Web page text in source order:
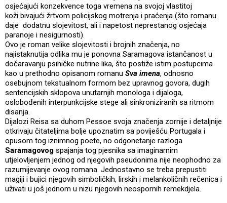
osjećajući konzekvence toga vremena na svojoj vlastitoj
koži bivajući žrtvom policijskog motrenja i praćenja (što romanu
daje dodatnu slojevitost, ali i napetost neprestanog osjećaja
paranoje i nesigurnosti).
Ovo je roman velike slojevitosti i brojnih značenja, no
najistaknutija odlika mu je ponovna Saramagova istančanost u
dočaravanju psihičke nutrine lika, što postiže istim postupcima
kao u prethodno opisanom romanu Sva imena, odnosno
osebujnom tekstualnom formom bez upravnog govora, dugih
sentencijskih sklopova unutarnjih monologa i dijaloga,
oslobođenih interpunkcijske stege ali sinkroniziranih sa ritmom
disanja.
Dijalozi Reisa sa duhom Pessoe svoja značenja zornije i detaljnije
otkrivaju čitateljima bolje upoznatim sa poviješću Portugala i
opusom tog iznimnog poete, no odgonetanje razloga
Saramagovog spajanja tog pjesnika sa imaginarnim
utjelovljenjem jednog od njegovih pseudonima nije neophodno za
razumijevanje ovog romana. Jednostavno se treba prepustiti
magiji i bujici njegovih simboličkih, lirskih i melankoličnih rečenica i
uživati u još jednom u nizu njegovih neospornih remekdjela.